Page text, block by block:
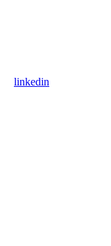
linkedin